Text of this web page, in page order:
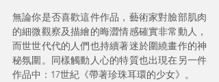
無論你是否喜歡這件作品，藝術家對臉部肌肉
的細微觀察及描繪的晦澀情感確實非常動人，
而世世代代的人們也持續著迷於圍繞畫作的神
秘氛圍。同樣觸動人心的特質也出現在另一件
作品中：17世紀《帶著珍珠耳環的少女》。